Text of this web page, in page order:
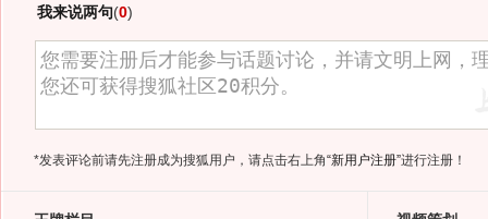
我来说两句(0)
*发表评论前请先注册成为搜狐用户，请点击右上角“新用户注册”进行注册！